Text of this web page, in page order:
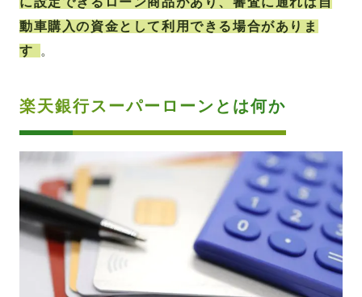
動車購入の資金として利用できる場合がありま
す
。
楽天銀行スーパーローンとは何か